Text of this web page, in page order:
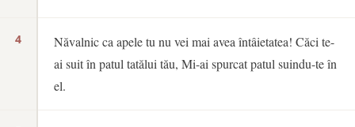
4
Năvalnic ca apele tu nu vei mai avea întâietatea! Căci te-
ai suit în patul tatălui tău, Mi-ai spurcat patul suindu-te în
el.